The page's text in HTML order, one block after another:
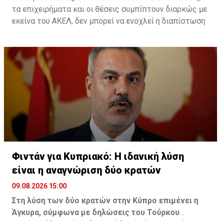
τα επιχειρήματα και οι θέσεις συμπίπτουν διαρκώς με
εκείνα του ΑΚΕΛ, δεν μπορεί να ενοχλεί η διαπίστωση
Φιντάν για Κυπριακό: Η ιδανική λύση
είναι η αναγνώριση δύο κρατών
09.08.2026 15:00
Στη λύση των δύο κρατών στην Κύπρο επιμένει η
Άγκυρα, σύμφωνα με δηλώσεις του Τούρκου